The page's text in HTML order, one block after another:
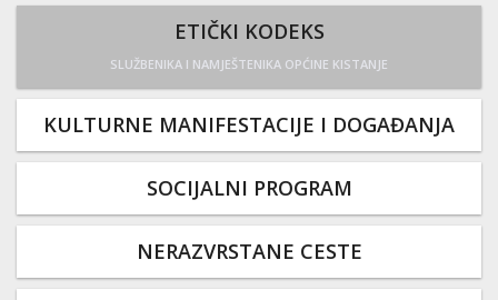
ETIČKI KODEKS
SLUŽBENIKA I NAMJEŠTENIKA OPĆINE KISTANJE
KULTURNE MANIFESTACIJE I DOGAĐANJA
SOCIJALNI PROGRAM
NERAZVRSTANE CESTE